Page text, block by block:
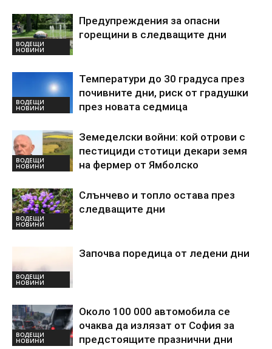
ВОДЕЩИ
НОВИНИ
Предупреждения за опасни
горещини в следващите дни
ВОДЕЩИ
НОВИНИ
Температури до 30 градуса през
почивните дни, риск от градушки
през новата седмица
ВОДЕЩИ
НОВИНИ
Земеделски войни: кой отрови с
пестициди стотици декари земя
на фермер от Ямболско
ВОДЕЩИ
НОВИНИ
Слънчево и топло остава през
следващите дни
ВОДЕЩИ
НОВИНИ
Започва поредица от ледени дни
ВОДЕЩИ
НОВИНИ
Около 100 000 автомобила се
очаква да излязат от София за
предстоящите празнични дни